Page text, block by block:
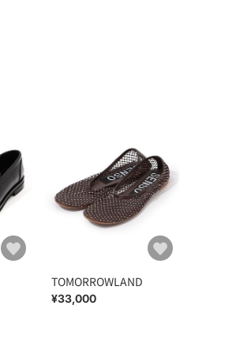
TOMORROWLAND
¥33,000